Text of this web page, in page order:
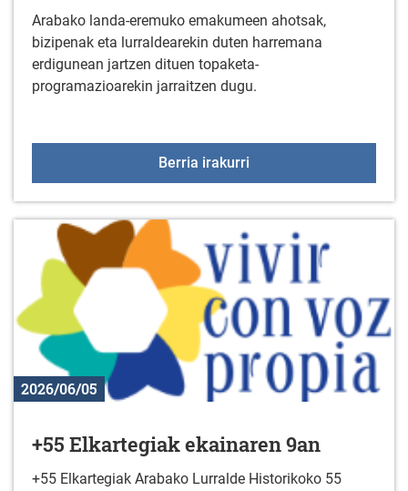
Arabako landa-eremuko emakumeen ahotsak,
bizipenak eta lurraldearekin duten harremana
erdigunean jartzen dituen topaketa-
programazioarekin jarraitzen dugu.
Berria irakurri
2026/06/05
+55 Elkartegiak ekainaren 9an
+55 Elkartegiak Arabako Lurralde Historikoko 55